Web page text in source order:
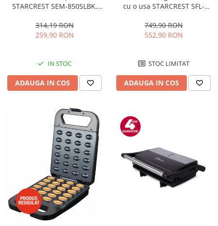
STARCREST SEM-850SLBK,
detasabil 1.5L, dispozitiv
spumare, filtru dublu din
314,19 RON
259,90 RON
IN STOC
ADAUGA IN COS
cu o usa STARCREST SFL-
92L, Iluminare interioara,H 83
cm, Alb
749,90 RON
552,90 RON
STOC LIMITAT
ADAUGA IN COS